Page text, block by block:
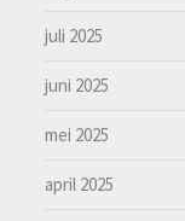
juli 2025
juni 2025
mei 2025
april 2025